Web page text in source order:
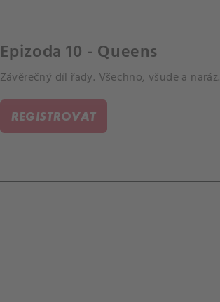
Epizoda 10 - Queens
Závěrečný díl řady. Všechno, všude a naráz.
REGISTROVAT